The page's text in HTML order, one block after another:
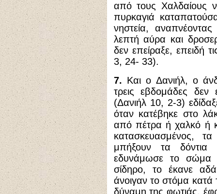
από τους Χαλδαίους
πυρκαγιά
νηστεία,
λεπτή αύρα και
δεν επείραξε, επειδή
3, 24- 33).
7. Και ο Δανιήλ, ο
τρεις εβδομάδες
(Δανιήλ 10, 2-3)
όταν κατέβηκε στο
από πέτρα ή χαλκό ή
κατασκευασμένος,
μπήξουν τα
εδυνάμωσε το
σίδηρο, το έκανε
άνοιγαν το στόμα κατά
δύναμη της φωτιάς,